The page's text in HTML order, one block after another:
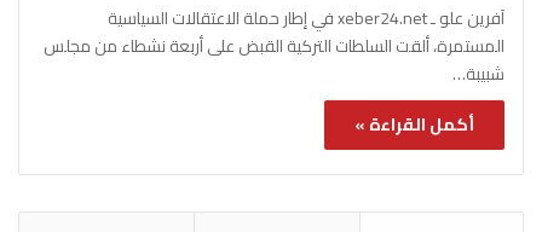
آفرين علو ـ xeber24.net في إطار حملة الاعتقالات السياسية
المستمرة، ألقت السلطات التركية القبض على أربعة نشطاء من مجلس
شبيبة…
أكمل القراءة »